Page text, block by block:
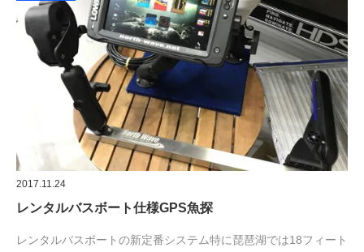
2017.11.24
レンタルバスボート仕様GPS魚探
レンタルバスボートの新定番システム特に琵琶湖では18フィート